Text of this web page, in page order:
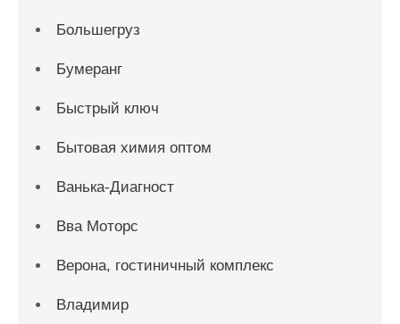
Большегруз
Бумеранг
Быстрый ключ
Бытовая химия оптом
Ванька-Диагност
Вва Моторс
Верона, гостиничный комплекс
Владимир